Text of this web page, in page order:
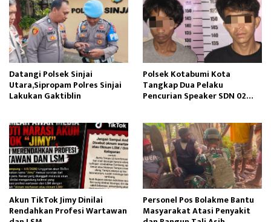
Datangi Polsek Sinjai
Utara,Sipropam Polres Sinjai
Lakukan Gaktiblin
Polsek Kotabumi Kota
Tangkap Dua Pelaku
Pencurian Speaker SDN 02
Akun TikTok Jimy Dinilai
Rendahkan Profesi Wartawan
Personel Pos Bolakme Bantu
Masyarakat Atasi Penyakit